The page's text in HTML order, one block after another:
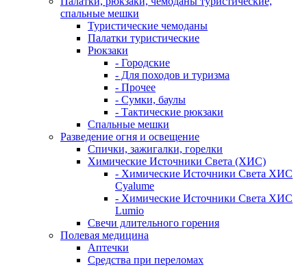
спальные мешки
Туристические чемоданы
Палатки туристические
Рюкзаки
- Городские
- Для походов и туризма
- Прочее
- Сумки, баулы
- Тактические рюкзаки
Спальные мешки
Разведение огня и освещение
Спички, зажигалки, горелки
Химические Источники Света (ХИС)
- Химические Источники Света ХИС
Cyalume
- Химические Источники Света ХИС
Lumio
Свечи длительного горения
Полевая медицина
Аптечки
Средства при переломах